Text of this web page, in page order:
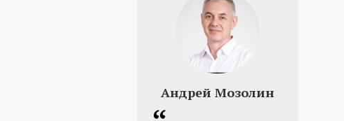
Андрей Мозолин